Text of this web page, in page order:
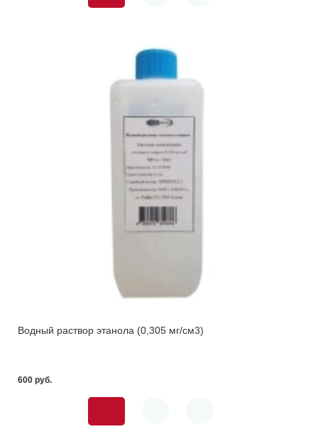
Водный раствор этанола (0,305 мг/см3)
600 pуб.